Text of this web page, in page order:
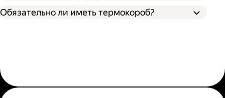
Обязательно ли иметь термокороб?